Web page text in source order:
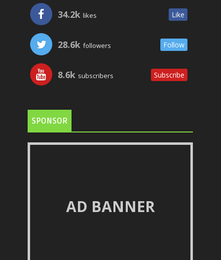
34.2k likes Like
28.6k followers Follow
8.6k subscribers Subscribe
SPONSOR
AD BANNER